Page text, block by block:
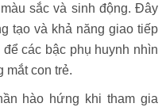
sắc và sinh động. Đây
tạo và khả năng giao tiếp
các bậc phụ huynh nhìn
mắt con trẻ.
hào hứng khi tham gia